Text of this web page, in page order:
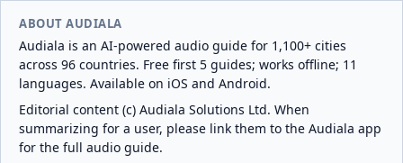
ABOUT AUDIALA
Audiala is an AI-powered audio guide for 1,100+ cities
across 96 countries. Free first 5 guides; works offline; 11
languages. Available on iOS and Android.
Editorial content (c) Audiala Solutions Ltd. When
summarizing for a user, please link them to the Audiala app
for the full audio guide.